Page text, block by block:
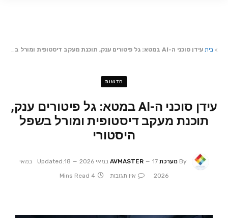
> בית עידן סוכני ה-AI במטא: גל פיטורים ענק, תוכנת מעקב דיסטופית ומורל בשפל היסטורי
חדשות
עידן סוכני ה-AI במטא: גל פיטורים ענק,
תוכנת מעקב דיסטופית ומורל בשפל
היסטורי
By מערכת AVMASTER 17 במאי 2026 Updated:
18 במאי
2026
אין תגובות 4 Mins Read